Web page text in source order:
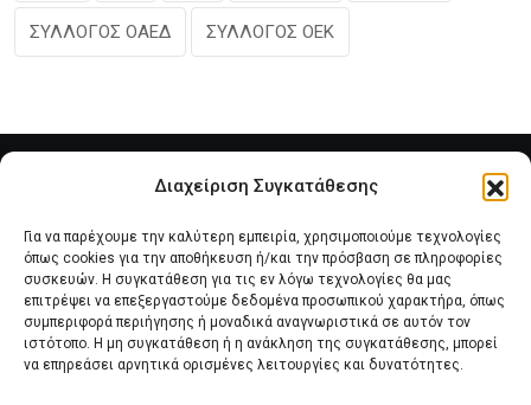
Διαχείριση Συγκατάθεσης
Για να παρέχουμε την καλύτερη εμπειρία, χρησιμοποιούμε τεχνολογίες
όπως cookies για την αποθήκευση ή/και την πρόσβαση σε πληροφορίες
συσκευών. Η συγκατάθεση για τις εν λόγω τεχνολογίες θα μας
επιτρέψει να επεξεργαστούμε δεδομένα προσωπικού χαρακτήρα, όπως
συμπεριφορά περιήγησης ή μοναδικά αναγνωριστικά σε αυτόν τον
ιστότοπο. Η μη συγκατάθεση ή η ανάκληση της συγκατάθεσης, μπορεί
να επηρεάσει αρνητικά ορισμένες λειτουργίες και δυνατότητες.
ΣΥΛΛΟΓΟΣ ΟΑΕΔ ΣΥΛΛΟΓΟΣ ΟΕΚ
Αρχική Νέα του Συλλόγου Θέματα e-Magazino